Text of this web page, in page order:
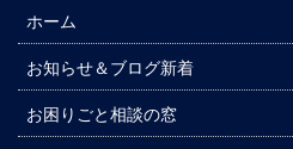
ホーム
お知らせ＆ブログ新着
お困りごと相談の窓